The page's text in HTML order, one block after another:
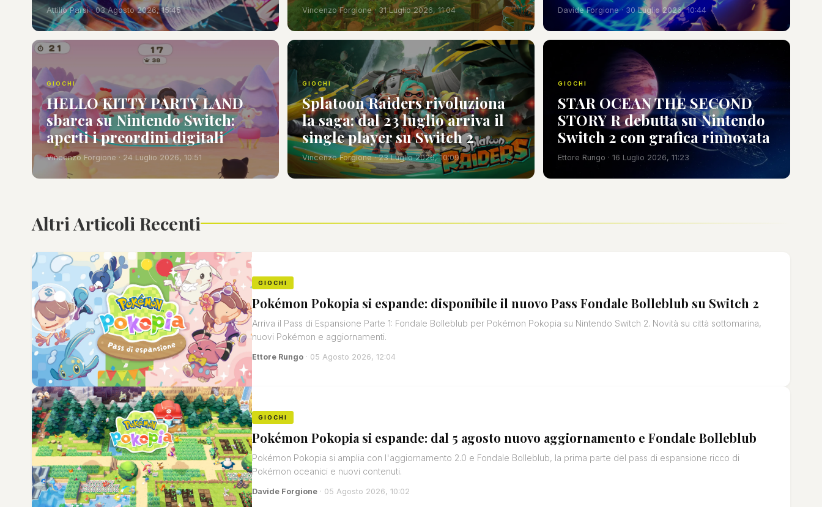
Attilio Parsi · 03 Agosto 2026, 15:45 Vincenzo Forgione · 31 Luglio 2026, 11:04 Davide Forgione · 30 Luglio 2026, 10:44
GIOCHI
HELLO KITTY PARTY LAND
sbarca su Nintendo Switch:
aperti i preordini digitali
Vincenzo Forgione · 24 Luglio 2026, 10:51
GIOCHI
Splatoon Raiders rivoluziona
la saga: dal 23 luglio arriva il
single player su Switch 2
Vincenzo Forgione · 23 Luglio 2026, 10:09
GIOCHI
STAR OCEAN THE SECOND
STORY R debutta su Nintendo
Switch 2 con grafica rinnovata
Ettore Rungo · 16 Luglio 2026, 11:23
Altri Articoli Recenti
GIOCHI
Pokémon Pokopia si espande: disponibile il nuovo Pass Fondale Bolleblub su Switch 2
Arriva il Pass di Espansione Parte 1: Fondale Bolleblub per Pokémon Pokopia su Nintendo Switch 2. Novità su città sottomarina,
nuovi Pokémon e aggiornamenti.
Ettore Rungo · 05 Agosto 2026, 12:04
GIOCHI
Pokémon Pokopia si espande: dal 5 agosto nuovo aggiornamento e Fondale Bolleblub
Pokémon Pokopia si amplia con l'aggiornamento 2.0 e Fondale Bolleblub, la prima parte del pass di espansione ricco di
Pokémon oceanici e nuovi contenuti.
Davide Forgione · 05 Agosto 2026, 10:02